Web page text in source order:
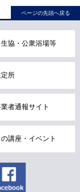
ページの先頭へ戻る
協・公衆浴場等
所
者通報サイト
講座・イベント